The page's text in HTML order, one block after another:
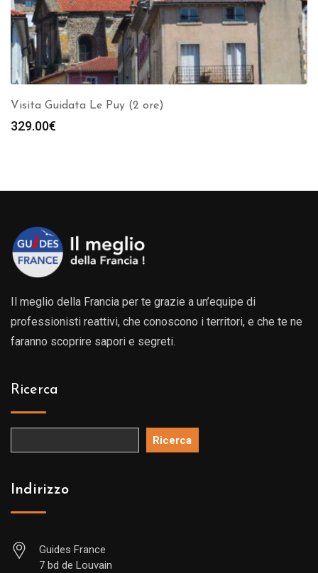
Visita Guidata Le Puy (2 ore)
329.00€
Il meglio della Francia per te grazie a un’equipe di
professionisti reattivi, che conoscono i territori, e che te ne
faranno scoprire sapori e segreti.
Ricerca
Ricerca
Indirizzo
Guides France
7 bd de Louvain